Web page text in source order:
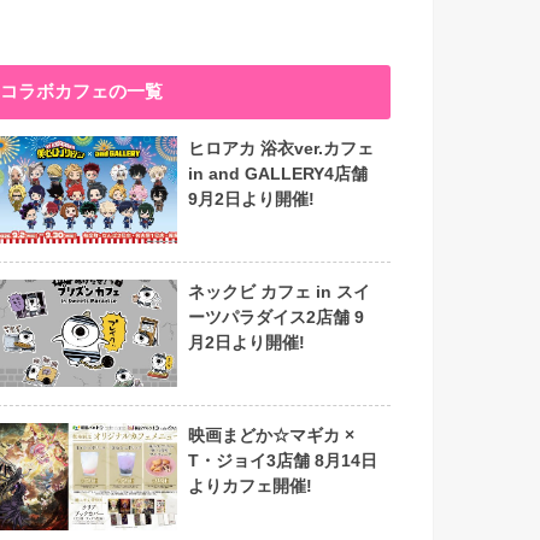
コラボカフェの一覧
ヒロアカ 浴衣ver.カフェ
in and GALLERY4店舗
9月2日より開催!
ネックビ カフェ in スイ
ーツパラダイス2店舗 9
月2日より開催!
映画まどか☆マギカ ×
T・ジョイ3店舗 8月14日
よりカフェ開催!